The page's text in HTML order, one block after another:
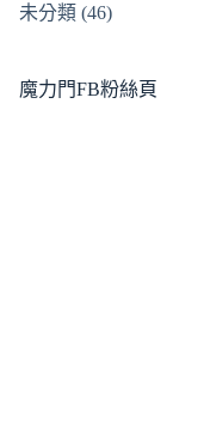
未分類 (46)
魔力門FB粉絲頁